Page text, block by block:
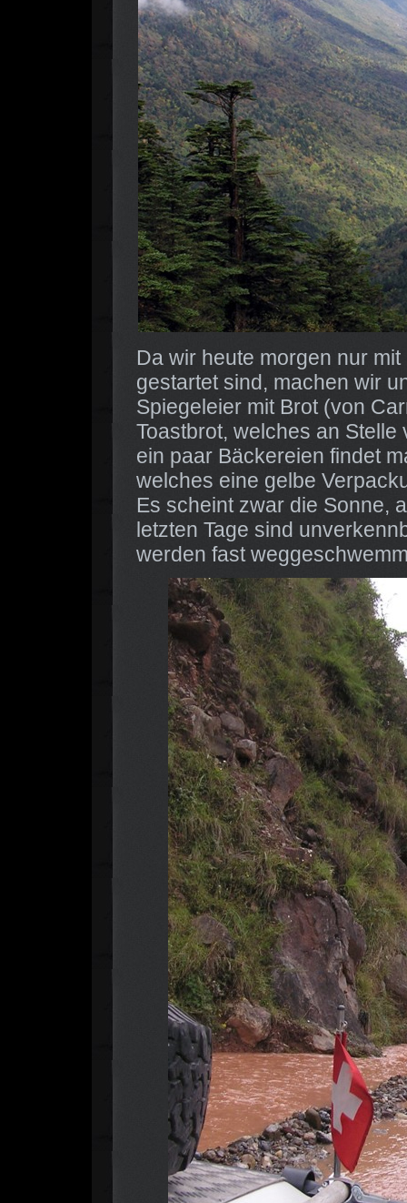
Da wir heute morgen nur
gestartet sind, machen wir
Spiegeleier mit Brot (von
Toastbrot, welches an
ein paar Bäckereien findet
welches eine gelbe
Es scheint zwar die Sonne,
letzten Tage sind
werden fast